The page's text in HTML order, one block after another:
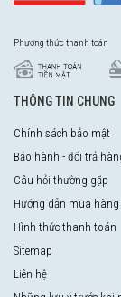
Phương thức thanh toán
THÔNG TIN CHUNG
Chính sách bảo mật
Bảo hành - đổi trả
Câu hỏi thường gặp
Hướng dẫn mua hàng
Hình thức thanh toán
Sitemap
Liên hệ